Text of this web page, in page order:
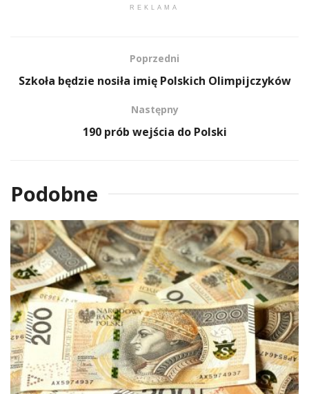
REKLAMA
Poprzedni
Szkoła będzie nosiła imię Polskich Olimpijczyków
Następny
190 prób wejścia do Polski
Podobne